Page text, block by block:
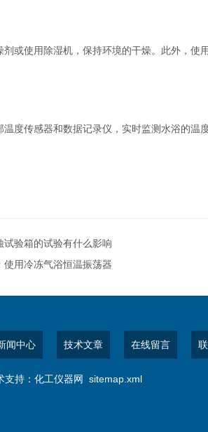
使用除湿机，保持环境的干燥。此外，使
传感器和数据记录仪，实时监测水浴的温
验箱的试验有什么影响
用冷冻气浴恒温振荡器
闻中心 技术文章 在线留言
支持： 化工仪器网 sitemap.xml